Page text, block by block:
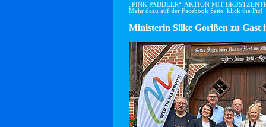
„PINK PADDLER“-AKTION MIT
Mehr dazu auf der Facebook Seite. klick the Pic!
Ministerin Silke Gorißen zu Gast